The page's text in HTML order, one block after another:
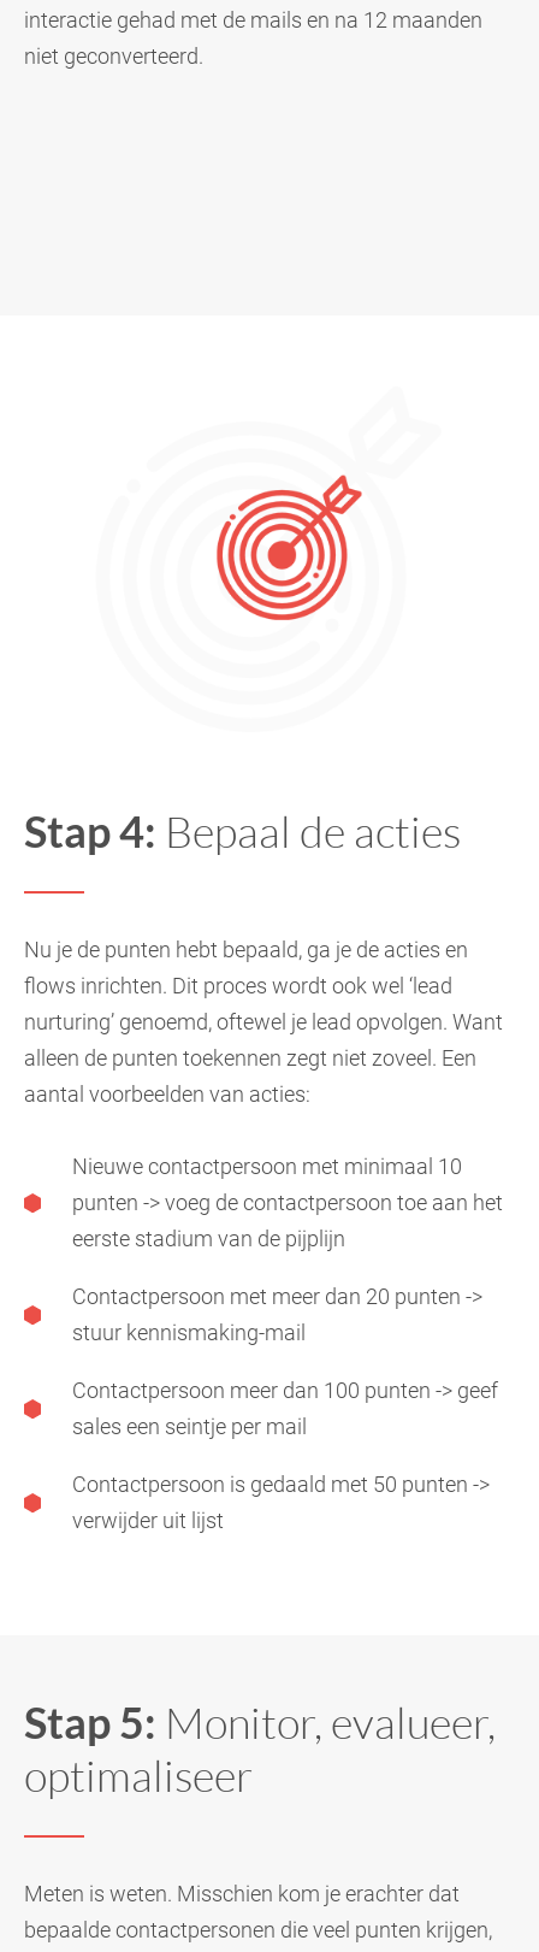
interactie gehad met de mails en na 12 maanden
niet geconverteerd.
Stap 4: Bepaal de acties
Nu je de punten hebt bepaald, ga je de acties en
flows inrichten. Dit proces wordt ook wel ‘lead
nurturing’ genoemd, oftewel je lead opvolgen. Want
alleen de punten toekennen zegt niet zoveel. Een
aantal voorbeelden van acties:
Nieuwe contactpersoon met minimaal 10
punten -> voeg de contactpersoon toe aan het
eerste stadium van de pijplijn
Contactpersoon met meer dan 20 punten ->
stuur kennismaking-mail
Contactpersoon meer dan 100 punten -> geef
sales een seintje per mail
Contactpersoon is gedaald met 50 punten ->
verwijder uit lijst
Stap 5: Monitor, evalueer,
optimaliseer
Meten is weten. Misschien kom je erachter dat
bepaalde contactpersonen die veel punten krijgen,